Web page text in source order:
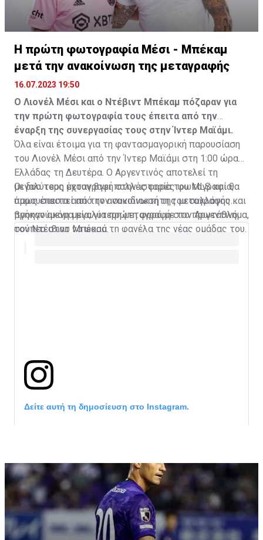
Η πρώτη φωτογραφία Μέσι - Μπέκαμ
μετά την ανακοίνωση της μεταγραφής
16.07.2023 19:50
Ο Λιονέλ Μέσι και ο Ντέβιντ Μπέκαμ πόζαραν για
την πρώτη φωτογραφία τους έπειτα από την
έναρξη της συνεργασίας τους στην Ίντερ Μαϊάμι.
Όλα είναι έτοιμα για τη φαντασμαγορική παρουσίαση
του Λιονέλ Μέσι από την Ίντερ Μαϊάμι στη 1:00 ώρα
Ελλάδας τη Δευτέρα. Ο Αργεντινός αποτελεί τη
μεγαλύτερη μεταγραφή στην ιστορία του MLS και θα
παρουσιαστεί από τον συνιδιοκτήτη του συλλόγου και
προηγούμενη μεγαλύτερη μεταγραφή στο πρωτάθλημα,
τον Ντέιβιντ Μπέκαμ.
Οι δυο τους έχουν βγει πολλές φορές φωτογραφία,
όμως έπειτα από την ανακοίνωση της μεταγραφής
βγήκαν ακόμα μία, για πρώτη φορά με τον Αργεντινό
σούπερ σταρ να φορά τη φανέλα της νέας ομάδας του.
Δείτε αυτή τη δημοσίευση στο Instagram.